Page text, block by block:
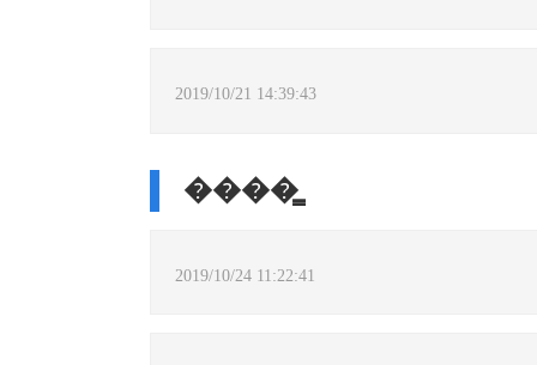
2019/10/21 14:39:43
����̳
2019/10/24 11:22:41